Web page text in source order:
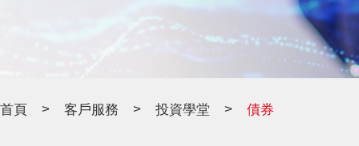
首頁 > 客戶服務 > 投資學堂 > 債券